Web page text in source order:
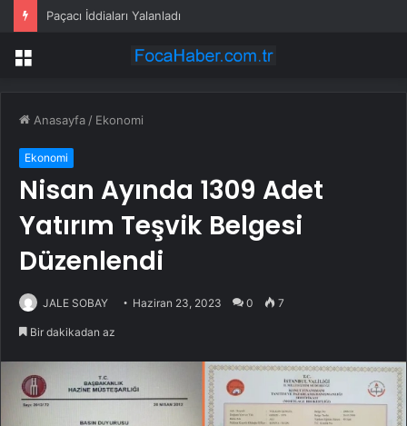
Paçacı İddiaları Yalanladı
Menü
Anasayfa / Ekonomi
Ekonomi
Nisan Ayında 1309 Adet
Yatırım Teşvik Belgesi
Düzenlendi
JALE SOBAY Haziran 23, 2023 0 7
Bir dakikadan az